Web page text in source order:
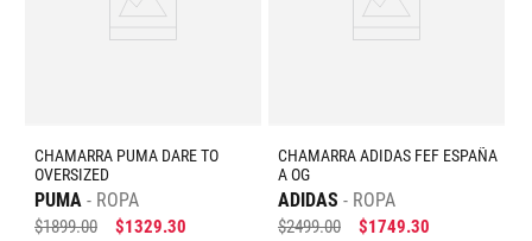
CHAMARRA PUMA DARE TO
OVERSIZED
PUMA ROPA
$1899.00 $1329.30
CHAMARRA ADIDAS FEF ESPAÑA
A OG
ADIDAS ROPA
$2499.00 $1749.30